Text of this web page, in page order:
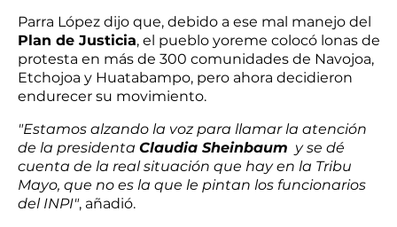
Parra López dijo que, debido a ese mal manejo del
Plan de Justicia, el pueblo yoreme colocó lonas de
protesta en más de 300 comunidades de Navojoa,
Etchojoa y Huatabampo, pero ahora decidieron
endurecer su movimiento.
"Estamos alzando la voz para llamar la atención
de la presidenta Claudia Sheinbaum y se dé
cuenta de la real situación que hay en la Tribu
Mayo, que no es la que le pintan los funcionarios
del INPI", añadió.